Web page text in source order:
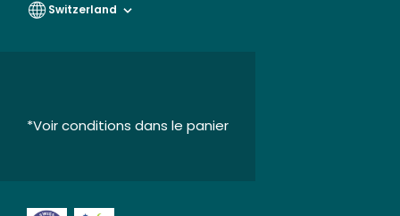
Switzerland
*Voir conditions dans le panier